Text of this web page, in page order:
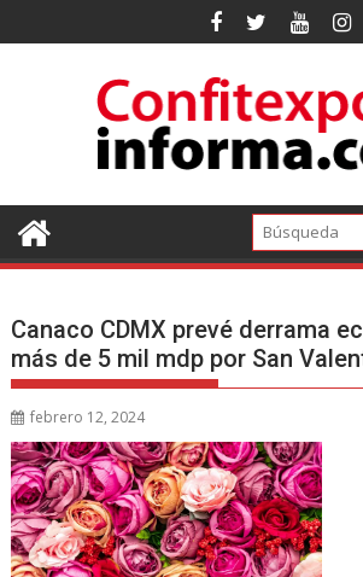
al
Canaco CDMX prevé derrama
más de 5 mil mdp por San
febrero 12, 2024